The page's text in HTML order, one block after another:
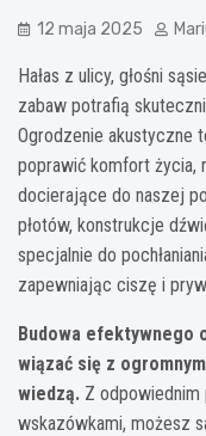
12 maja 2025
Hałas z ulicy, głośni
zabaw potrafią
Ogrodzenie akustyczne
poprawić komfort życia,
docierające do naszej
płotów, konstrukcje
specjalnie do
zapewniając ciszę i
Budowa efektywnego
wiązać się z
wiedzą. Z odpowiednim
wskazówkami, możesz